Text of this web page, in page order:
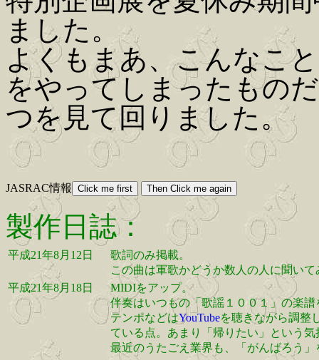
ました。
よくもまあ、こんなこ
をやってしまったもの
つを見て回りました。
JASRAC情報
製作日誌：
平成21年8月12日
歌詞のみ掲載。
この曲は軍歌かどうか数人の人に聞い
平成21年8月18日
MIDIをアップ。
伴奏はいつもの「歌謡１００１」の楽
テンポなどはYouTubeを聴きながら調整
ている点。あまり「帰りたい」という
最近のうたごえ業界も、「がんばろう